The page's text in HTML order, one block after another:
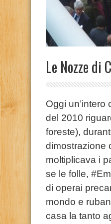
Le Nozze di
Oggi
del 2010
foreste),
dimostrazione
moltiplicava i
se le folle,
di operai
mondo e
casa la tanto